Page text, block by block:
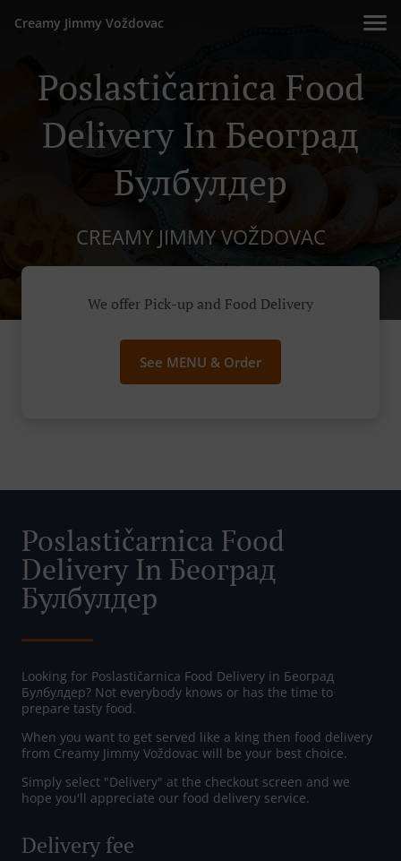
Creamy Jimmy Voždovac
Poslastičarnica Food
Delivery In Београд
Булбулдер
CREAMY JIMMY VOŽDOVAC
We offer Pick-up and Food Delivery
See MENU & Order
Poslastičarnica Food
Delivery In Београд
Булбулдер
Looking for Poslastičarnica Food Delivery in Београд
Булбулдер? Not everybody knows or has the time to
prepare tasty food.
When you want to get served like a king then food delivery
from Creamy Jimmy Voždovac will be your best choice.
Simply select "Delivery" at the checkout screen and we
hope you'll appreciate our food delivery service.
Delivery fee